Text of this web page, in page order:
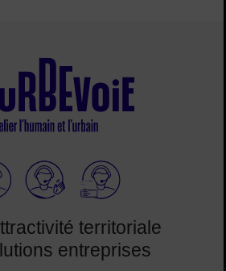
territoriale
entreprises